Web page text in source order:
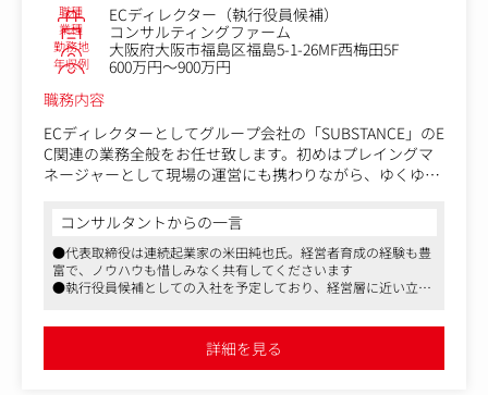
職種 ECディレクター（執行役員候補）
業種 コンサルティングファーム
勤務地 大阪府大阪市福島区福島5-1-26MF西梅田5F
年収例
600万円～900万円
職務内容
ECディレクターとしてグループ会社の「SUBSTANCE」のE
C関連の業務全般をお任せ致します。初めはプレイングマ
ネージャーとして現場の運営にも携わりながら、ゆくゆく
■具体的には
・ECサイトの運営およびUI/UXの最適化
・商品ページや特設ページの企画・制作ディレクション
・ブランドイメージに沿ったクリエイティブ制作の管理・
・システム開発・運用のディレクション
・新規プロジェクトの立ち上げ
コンサルタントからの一言
●代表取締役は連続起業家の米田純也氏。経営者育成の経験も豊
富で、ノウハウも惜しみなく共有してくださいます
●執行役員候補としての入社を予定しており、経営層に近い立ち
詳細を見る